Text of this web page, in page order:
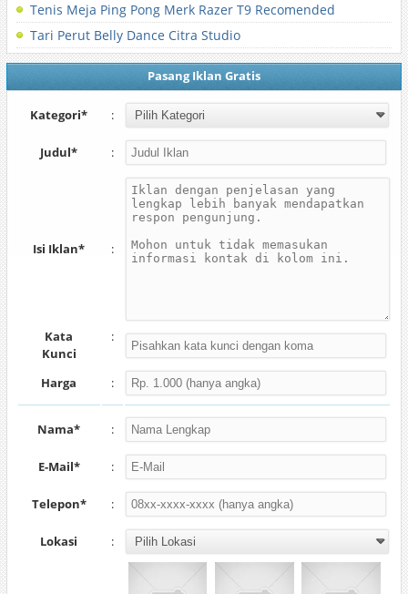
Tenis Meja Ping Pong Merk Razer T9 Recomended
Tari Perut Belly Dance Citra Studio
Pasang Iklan Gratis
Kategori* :
Judul* :
Isi Iklan* :
Kata
Kunci
:
Harga :
Nama* :
E-Mail* :
Telepon* :
Lokasi :